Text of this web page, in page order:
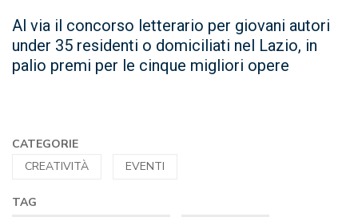
Al via il concorso letterario per giovani autori
under 35 residenti o domiciliati nel Lazio, in
palio premi per le cinque migliori opere
CATEGORIE
CREATIVITÀ
EVENTI
TAG